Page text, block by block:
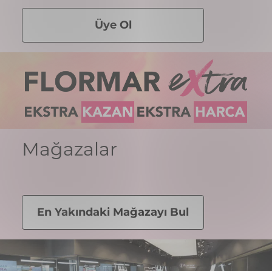
Üye Ol
Mağazalar
En Yakındaki Mağazayı Bul